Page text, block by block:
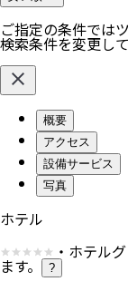
ご指定の条件では
検索条件を変更し
概要
アクセス
設備サービス
写真
ホテル
・ホテル
ます。 ?